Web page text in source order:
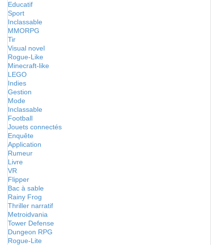
Educatif
Sport
Inclassable
MMORPG
Tir
Visual novel
Rogue-Like
Minecraft-like
LEGO
Indies
Gestion
Mode
Inclassable
Football
Jouets connectés
Enquête
Application
Rumeur
Livre
VR
Flipper
Bac à sable
Rainy Frog
Thriller narratif
Metroidvania
Tower Defense
Dungeon RPG
Rogue-Lite